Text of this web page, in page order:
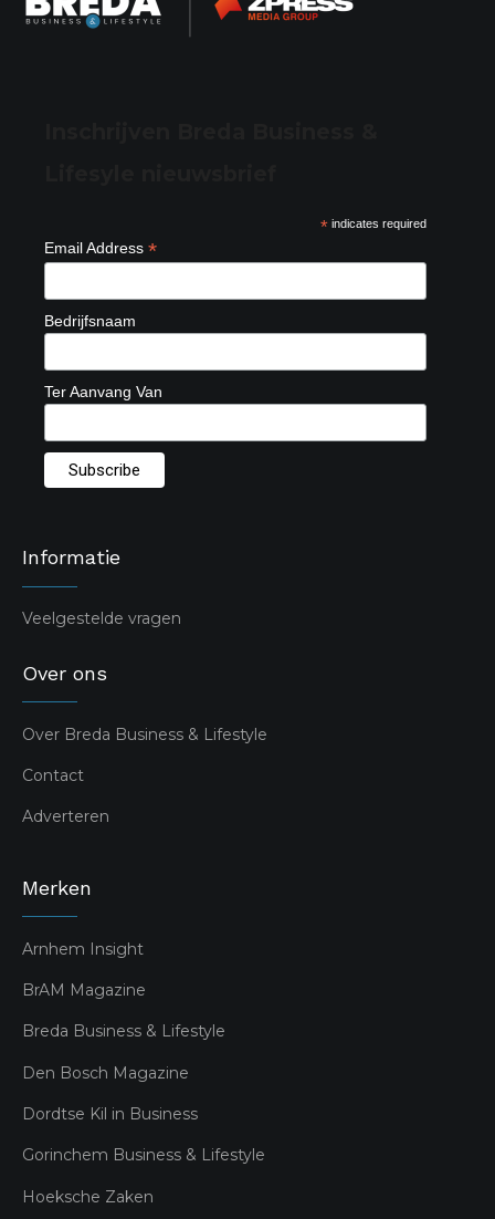
*indicates required
Email Address *
Bedrijfsnaam
Ter Aanvang Van
Informatie
Veelgestelde vragen
Over ons
Over Breda Business & Lifestyle
Contact
Adverteren
Merken
Arnhem Insight
BrAM Magazine
Breda Business & Lifestyle
Den Bosch Magazine
Dordtse Kil in Business
Gorinchem Business & Lifestyle
Hoeksche Zaken